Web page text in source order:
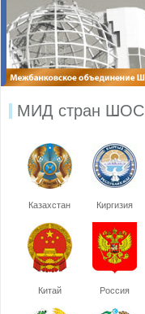
МИД стран ШОС
Казахстан Киргизия
Китай Россия